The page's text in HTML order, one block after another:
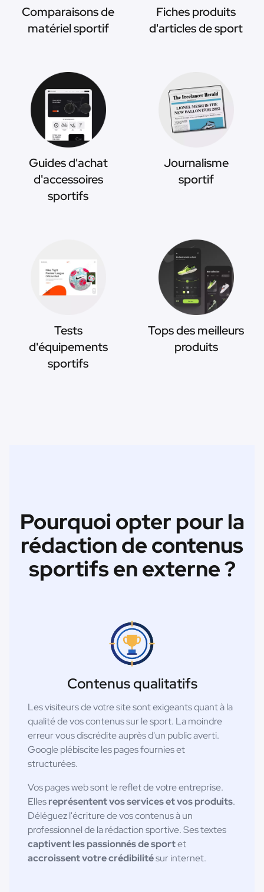
Comparaisons de
matériel sportif
Fiches produits
d'articles de sport
Guides d'achat
d'accessoires
sportifs
Journalisme
sportif
Tests
d'équipements
sportifs
Tops des meilleurs
produits
Pourquoi opter pour la
rédaction de contenus
sportifs en externe ?
Contenus qualitatifs
Les visiteurs de votre site sont exigeants quant à la
qualité de vos contenus sur le sport. La moindre
erreur vous discrédite auprès d'un public averti.
Google plébiscite les pages fournies et
structurées.
Vos pages web sont le reflet de votre entreprise.
Ellesreprésentent vos services et vos produits.
Déléguez l'écriture de vos contenus à un
professionnel de la rédaction sportive. Ses textes
captivent les passionnés de sportet
accroissent votre crédibilitésur internet.